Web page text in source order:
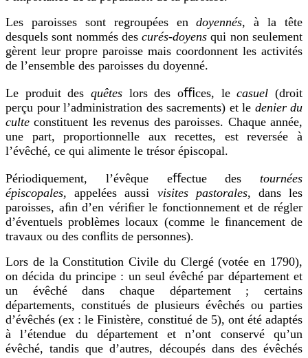
Les paroisses sont regroupées endoyennés, à la tête
desquels sont nommés descurés-doyens qui non seulement
gèrent leur propre paroisse mais coordonnent les activités
de l’ensemble des paroisses du doyenné.
Le produit des quêtes lors des oﬃces, lecasuel (droit
perçu pour l’administration des sacrements) et le denier du
culte constituent les revenus des paroisses. Chaque année,
une part, proportionnelle aux recettes, est reversée à
l’évêché, ce qui alimente le trésor épiscopal.
Périodiquement, l’évêque
eﬀectue des tournées
épiscopales,appelées aussi visites pastorales, dans les
paroisses, aﬁn d’en vériﬁer le fonctionnement et de régler
d’éventuels problèmes locaux (comme le ﬁnancement de
travaux ou des conﬂits de personnes).
Lors de la Constitution Civile du Clergé (votée en 1790),
on décida du principe : un seul évêché par département et
un évêché dans chaque département ; certains
départements, constitués de plusieurs évêchés ou parties
d’évêchés (ex : le Finistère, constitué de 5), ont été adaptés
à l’étendue du département et n’ont conservé qu’un
évêché, tandis que d’autres, découpés dans des évêchés